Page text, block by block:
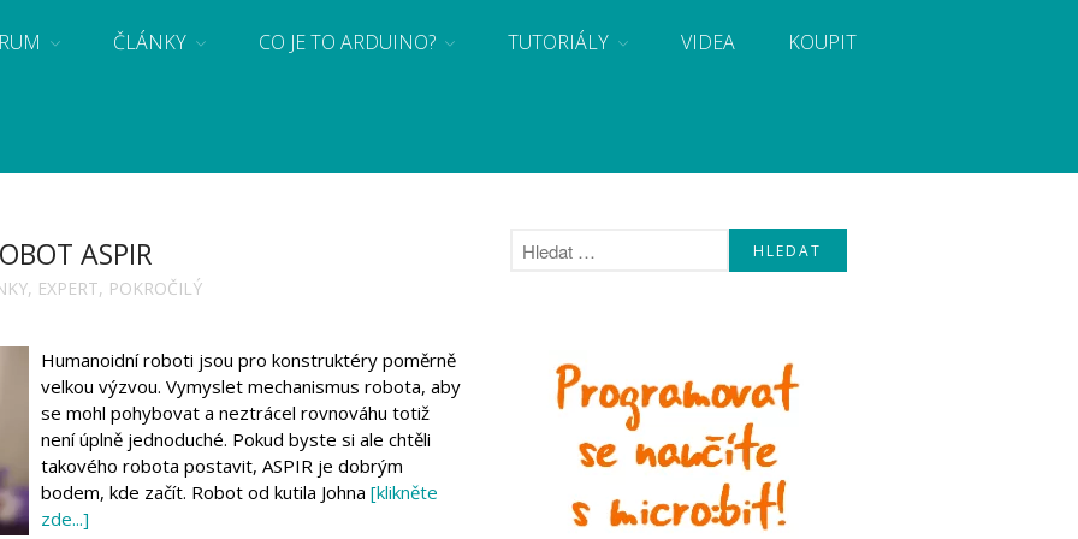
Fórum
se základy programování a elektroniky zábavnou formou! Arduino a microbit projekty, návody, novinky i tutoriály pro začátečníky i pro
ČLÁNKY CO JE TO ARDUINO? TUTORIÁLY VIDEA KOUPIT
ASPIR
, EXPERT, POKROČILÝ
Humanoidní roboti jsou pro konstruktéry poměrně
velkou výzvou. Vymyslet mechanismus robota, aby
se mohl pohybovat a neztrácel rovnováhu totiž
není úplně jednoduché. Pokud byste si ale chtěli
takového robota postavit, ASPIR je dobrým
bodem, kde začít. Robot od kutila Johna [klikněte
zde...]